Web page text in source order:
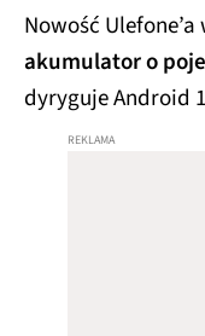
Nowość
akumulator o
dyryguje Android